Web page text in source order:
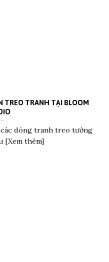
TREO TRANH TẠI BLOOM
dòng tranh treo tường
[Xem thêm]